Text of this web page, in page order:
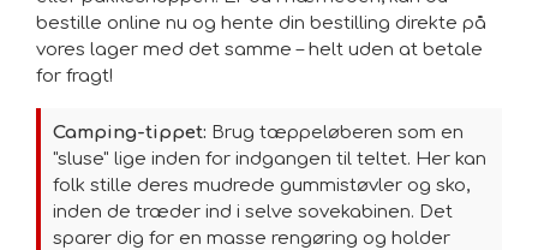
bestille online nu og hente din bestilling direkte på
vores lager med det samme – helt uden at betale
for fragt!
Camping-tippet: Brug tæppeløberen som en
"sluse" lige inden for indgangen til teltet. Her kan
folk stille deres mudrede gummistøvler og sko,
inden de træder ind i selve sovekabinen. Det
sparer dig for en masse rengøring og holder